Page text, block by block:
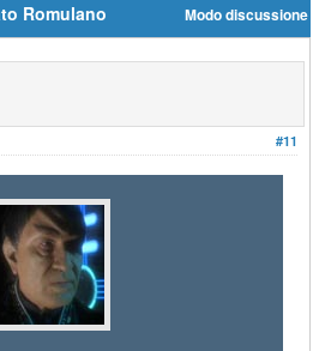
Modo discussione
Romulano
#11